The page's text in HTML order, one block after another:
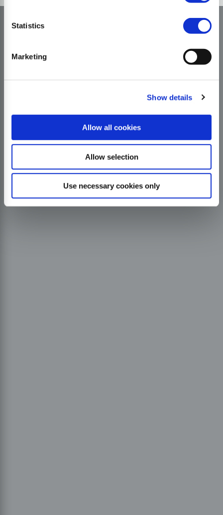
Statistics
Marketing
Show details
Allow all cookies
Allow selection
Use necessary cookies only